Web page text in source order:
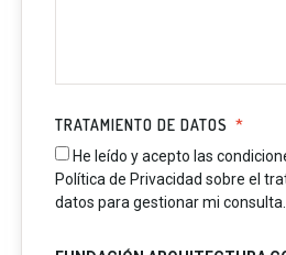
TRATAMIENTO DE DATOS
He leído y acepto las
Política de Privacidad sobre el
datos para gestionar mi consulta.